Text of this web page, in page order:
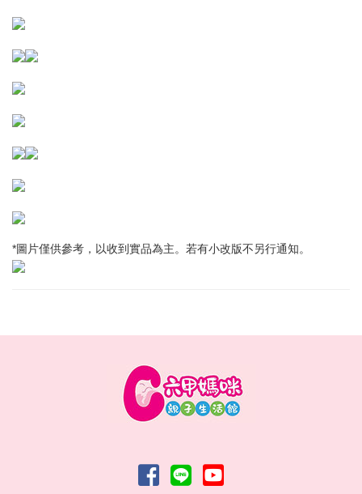
*圖片僅供參考，以收到實品為主。若有小改版不另行通知。